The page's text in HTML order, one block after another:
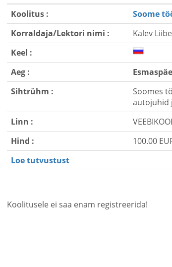
Koolitusklassi
Kindlustused
Koolitus :
Soome
Korraldaja/Lektori nimi :
Kalev
Keel :
Aeg :
Sihtrühm :
Soomes
autojuhid
Linn :
Hind :
100.00
Loe tutvustust
Koolitusele ei saa enam registreerida!